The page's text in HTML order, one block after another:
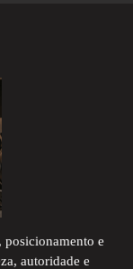
posicionamento e
autoridade e